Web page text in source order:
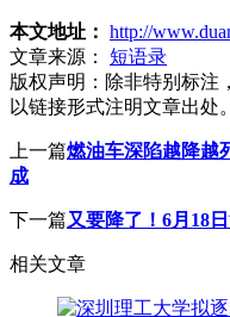
本文地址： http://
文章来源：
短语录
版权声明： 除非特别标注
以链接形式注明文章出处。
上一篇燃油车深陷越降越
成
下一篇又要降了！6月18
相关文章